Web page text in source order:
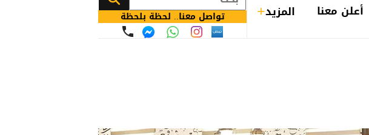
أعلن معنا المزيد تواصل معنا.. لحظة بلحظة